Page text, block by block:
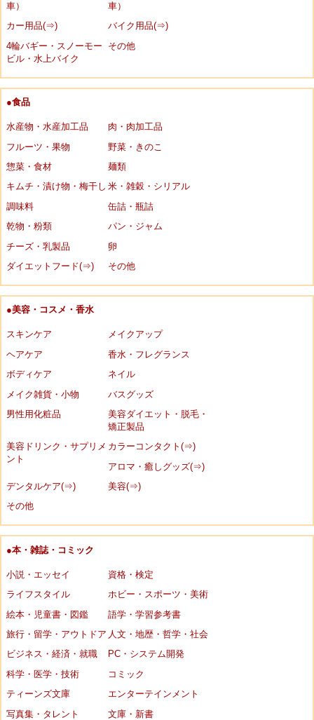
車）
車）
カー用品(⇒)
バイク用品(⇒)
4輪バギー・スノーモー
ビル・水上バイク
その他
●食品
水産物・水産加工品
肉・肉加工品
フルーツ・果物
野菜・きのこ
惣菜・食材
麺類
キムチ・漬け物・梅干し 米・雑穀・シリアル
調味料
缶詰・瓶詰
乾物・粉類
パン・ジャム
チーズ・乳製品
卵
ダイエットフード(⇒)
その他
●美容・コスメ・香水
スキンケア
メイクアップ
ヘアケア
香水・フレグランス
ボディケア
ネイル
メイク雑貨・小物
バスグッズ
男性用化粧品
美容ダイエット・脱毛・
矯正製品
美容ドリンク・サプリメ
ント
カラーコンタクト(⇒)
アロマ・癒しグッズ(⇒)
デンタルケア(⇒)
美容(⇒)
その他
●本・雑誌・コミック
小説・エッセイ
資格・検定
ライフスタイル
ホビー・スポーツ・美術
絵本・児童書・図鑑
語学・学習参考書
旅行・留学・アウトドア 人文・地歴・哲学・社会
ビジネス・経済・就職
PC・システム開発
科学・医学・技術
コミック
ティーンズ文庫
エンターテインメント
写真集・タレント
文庫・新書